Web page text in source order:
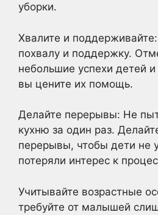
уборки.
Хвалите и
похвалу и поддержку.
небольшие успехи детей
вы цените их помощь.
Делайте перерывы: Не
кухню за один раз.
перерывы, чтобы дети не
потеряли интерес к
Учитывайте возрастные
требуйте от малышей